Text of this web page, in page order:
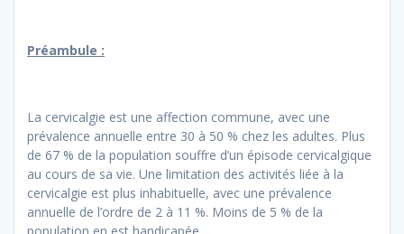
Préambule :
La cervicalgie est une affection commune, avec une
prévalence annuelle entre 30 à 50 % chez les adultes. Plus
de 67 % de la population souffre d’un épisode cervicalgique
au cours de sa vie. Une limitation des activités liée à la
cervicalgie est plus inhabituelle, avec une prévalence
annuelle de l’ordre de 2 à 11 %. Moins de 5 % de la
population en est handicapée.